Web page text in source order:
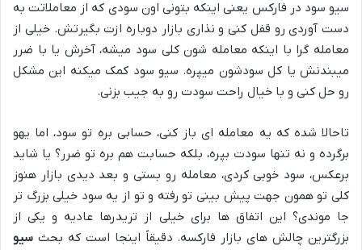
سیو سود در فارکس یعنی اینکه بتونی اون سودی که از معاملاتت به
دست آوردی رو قفل کنی و نذاری بازار دوباره ازت بگیرتش. خیلی از
معامله گرا با اینکه معامله شون کلی سود میشه، آخرش یا با ضرر
میبندنش یا کل سودشون میپره. سیو سود کمک میکنه این مشکل
رو حل کنی و با خیال راحت سودت رو به جیب بزنی.
تاحالا شده که یه معامله ای باز کنی، حسابی بره تو سود، اما یهو
برگرده و نه تنها سودت بپره، بلکه حسابت هم بره تو ضرر؟ یا شاید
برعکس، سود خوبی کردی، معامله رو بستی و بعد دیدی بازار هنوز
کلی تو همون جهت پیش بینی تو رفته و تو از یه سود خیلی بزرگ تر
جا موندی؟ این اتفاق ها برای خیلی از تریدرها عادیه و یکی از
بزرگترین چالش های بازار فارکسه. دقیقاً اینجا است که بحث سیو